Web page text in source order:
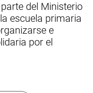
del Ministerio
escuela primaria
e
por el